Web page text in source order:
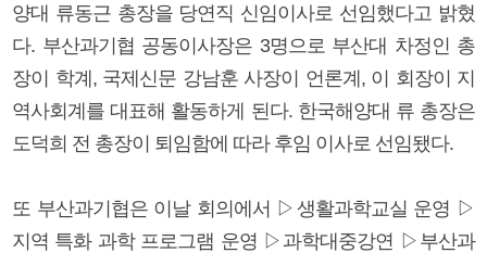
양대 류동근 총장을 당연직 신임이사로 선임했다고 밝혔
다. 부산과기협 공동이사장은 3명으로 부산대 차정인 총
장이 학계, 국제신문 강남훈 사장이 언론계, 이 회장이 지
역사회계를 대표해 활동하게 된다. 한국해양대 류 총장은
도덕희 전 총장이 퇴임함에 따라 후임 이사로 선임됐다.
또 부산과기협은 이날 회의에서 ▷생활과학교실 운영 ▷
지역 특화 과학 프로그램 운영 ▷과학대중강연 ▷부산과